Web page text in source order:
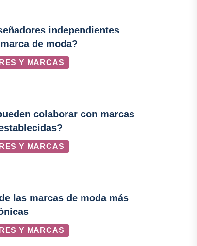
independientes
de moda?
Y MARCAS
colaborar con marcas
Y MARCAS
las marcas de moda más
Y MARCAS